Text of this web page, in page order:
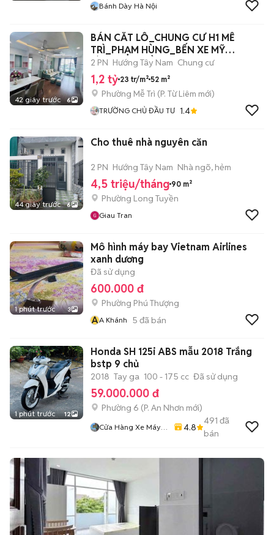
Bánh Dày Hà Nội
42 giây trước 6
BÁN CẮT LỖ_CHUNG CƯ H1 MỄ
TRÌ_PHẠM HÙNG_BẾN XE MỸ
ĐÌNH_FULL ĐỒ
2 PN Hướng Tây Nam Chung cư
1,2 tỷ 23 tr/m² 52 m²
Phường Mễ Trì (P. Từ Liêm mới)
TRƯỜNG CHỦ ĐẦU TƯ 1.4
44 giây trước 6
Cho thuê nhà nguyên căn
2 PN Hướng Tây Nam Nhà ngõ, hẻm
4,5 triệu/tháng 90 m²
Phường Long Tuyền
Giau Tran
1 phút trước 3
Mô hình máy bay Vietnam Airlines
xanh dương
Đã sử dụng
600.000 đ
Phường Phú Thượng
AA Khánh 5 đã bán
1 phút trước 12
Honda SH 125i ABS mẫu 2018 Trắng
bstp 9 chủ
2018 Tay ga 100 - 175 cc Đã sử dụng
59.000.000 đ
Phường 6 (P. An Nhơn mới)
Cửa Hàng Xe Máy
4.8
491 đã
bán